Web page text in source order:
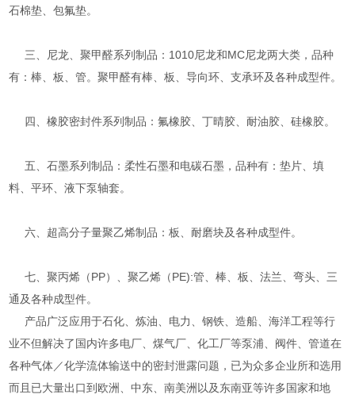
石棉垫、包氟垫。
三、尼龙、聚甲醛系列制品：1010尼龙和MC尼龙两大类，品种
有：棒、板、管。聚甲醛有棒、板、导向环、支承环及各种成型件。
四、橡胶密封件系列制品：氟橡胶、丁晴胶、耐油胶、硅橡胶。
五、石墨系列制品：柔性石墨和电碳石墨，品种有：垫片、填
料、平环、液下泵轴套。
六、超高分子量聚乙烯制品：板、耐磨块及各种成型件。
七、聚丙烯（PP）、聚乙烯（PE):管、棒、板、法兰、弯头、三
通及各种成型件。
产品广泛应用于石化、炼油、电力、钢铁、造船、海洋工程等行
业不但解决了国内许多电厂、煤气厂、化工厂等泵浦、阀件、管道在
各种气体／化学流体输送中的密封泄露问题，已为众多企业所和选用
而且已大量出口到欧洲、中东、南美洲以及东南亚等许多国家和地